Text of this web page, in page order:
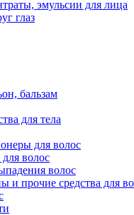
эмульсии для лица
глаз
бальзам
для тела
для волос
волос
волос
и прочие средства для